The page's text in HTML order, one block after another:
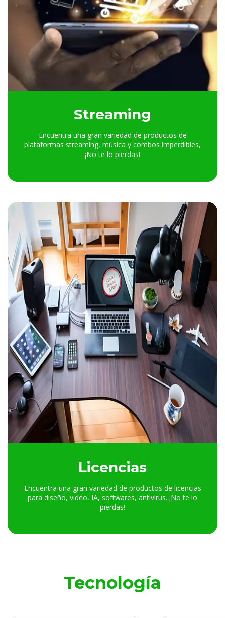
Streaming
Encuentra una gran variedad de productos de
plataformas streaming, música y combos imperdibles,
¡No te lo pierdas!
Licencias
Encuentra una gran variedad de productos de licencias
para diseño, video, IA, softwares, antivirus. ¡No te lo
pierdas!
Tecnología